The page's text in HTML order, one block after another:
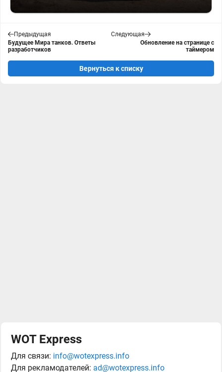
Предыдущая
Будущее Мира танков. Ответы
разработчиков
Следующая
Обновление на странице с
таймером
Вернуться к списку
WOT Express
Для связи: info@wotexpress.info
Для рекламодателей: ad@wotexpress.info